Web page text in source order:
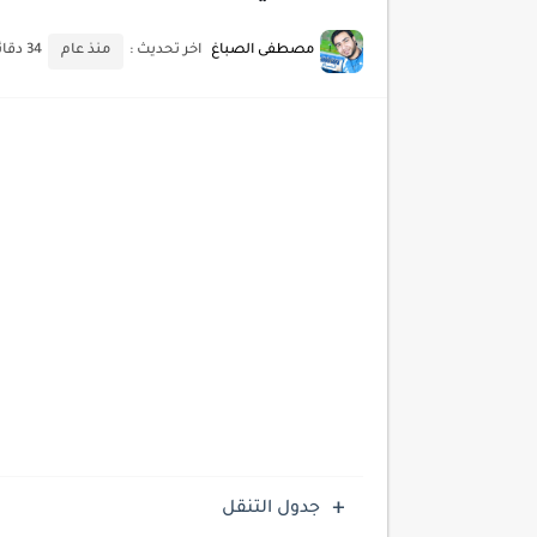
أدوات مجانية للبحث عن الكلمات
مصطفى الصباغ اخر تحديث : منذ عام 34 دقائق للقراءة
جدول التنقل